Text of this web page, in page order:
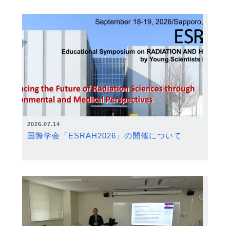
2026.07.14
国際学会「ESRAH2026」の開催について